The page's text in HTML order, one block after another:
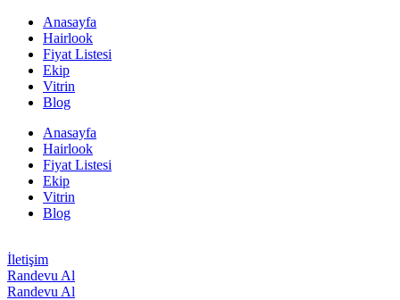
Anasayfa
Hairlook
Fiyat Listesi
Ekip
Vitrin
Blog
Anasayfa
Hairlook
Fiyat Listesi
Ekip
Vitrin
Blog
İletişim
Randevu Al
Randevu Al